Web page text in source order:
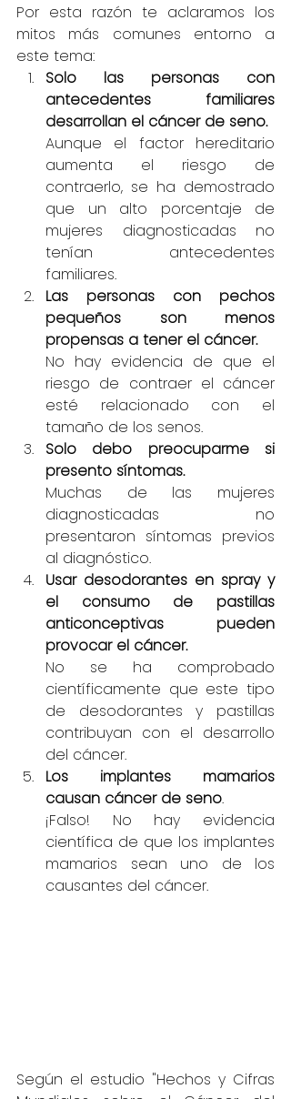
Por esta razón te aclaramos los
mitos más comunes entorno a
este tema:
Solo las personas con
antecedentes familiares
desarrollan el cáncer de seno.
Aunque el factor hereditario
aumenta el riesgo de
contraerlo, se ha demostrado
que un alto porcentaje de
mujeres diagnosticadas no
tenían antecedentes
familiares.
Las personas con pechos
pequeños son menos
propensas a tener el cáncer.
No hay evidencia de que el
riesgo de contraer el cáncer
esté relacionado con el
tamaño de los senos.
Solo debo preocuparme si
presento síntomas.
Muchas de las mujeres
diagnosticadas no
presentaron síntomas previos
al diagnóstico.
Usar desodorantes en spray y
el consumo de pastillas
anticonceptivas pueden
provocar el cáncer.
No se ha comprobado
científicamente que este tipo
de desodorantes y pastillas
contribuyan con el desarrollo
del cáncer.
Los implantes mamarios
causan cáncer de seno
¡Falso! No hay evidencia
científica de que los implantes
mamarios sean uno de los
causantes del cáncer.
Según el estudio "Hechos y Cifras